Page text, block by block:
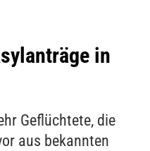
in
Geflüchtete, die
aus bekannten